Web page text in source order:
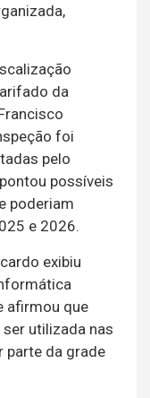
da
foi
pelo
possíveis
poderiam
e 2026.
exibiu
afirmou que
utilizada nas
parte da grade